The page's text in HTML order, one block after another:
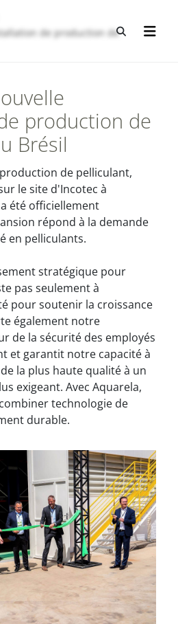
de production de
production de
Brésil
de pelliculant,
le site d'Incotec à
été officiellement
répond à la demande
en pelliculants.
stratégique pour
pas seulement à
pour soutenir la croissance
également notre
de la sécurité des employés
et garantit notre capacité à
la plus haute qualité à un
exigeant. Avec Aquarela,
technologie de
durable.